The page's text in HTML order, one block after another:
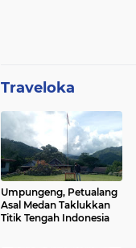
Traveloka
Umpungeng, Petualang
Asal Medan Taklukkan
Titik Tengah Indonesia